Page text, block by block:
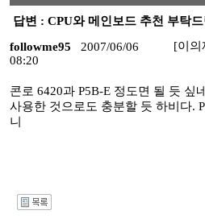
답변 : CPU와 메인보드 추천 부탁
followme95
2007/06/06
08:20
[이의
콘로 6420과 P5B-E 정도면 될 듯 싶
사용한 것으로도 충분할 듯 하비다.
니